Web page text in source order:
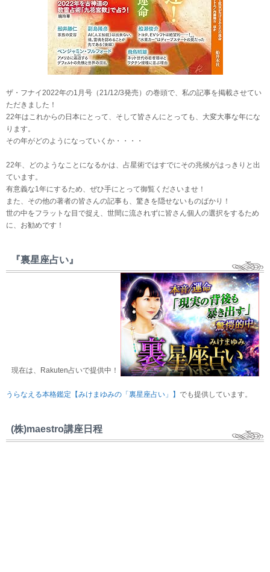
ザ・フナイ2022年の1月号（21/12/3発売）の巻頭で、私の記事を掲載させてい
ただきました！
22年はこれからの日本にとって、そして皆さんにとっても、大変大事な年にな
ります。
その年がどのようになっていくか・・・・
22年、どのようなことになるかは、占星術ではすでにその兆候がはっきりと出
ています。
有意義な1年にするため、ぜひ手にとって御覧くださいませ！
また、その他の著者の皆さんの記事も、驚きを隠せないものばかり！
世の中をフラットな目で捉え、世間に流されずに皆さん個人の選択をするため
に、お勧めです！
『裏星座占い』
現在は、Rakuten占いで提供中！
うらなえる本格鑑定【みけまゆみの「裏星座占い」】 でも提供しています。
(株)maestro講座日程